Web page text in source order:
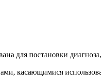
для постановки
касающимися